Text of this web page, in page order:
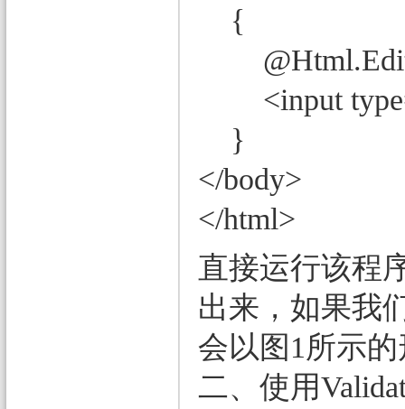
{
<input
}
</body>
</html>
直接运行该程
出来，如果我
会以图1所示
二、使用